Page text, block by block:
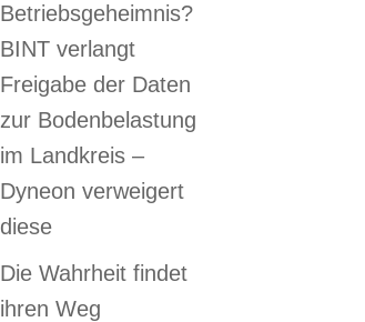
Betriebsgeheimnis?
BINT verlangt
Freigabe der Daten
zur Bodenbelastung
im Landkreis –
Dyneon verweigert
diese
Die Wahrheit findet
ihren Weg